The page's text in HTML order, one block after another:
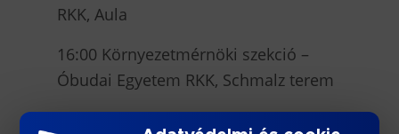
RKK, Aula
16:00 Környezetmérnöki szekció –
Óbudai Egyetem RKK, Schmalz terem